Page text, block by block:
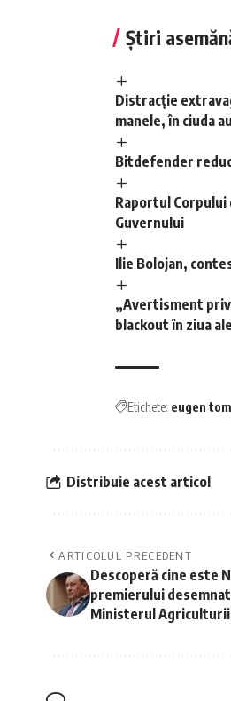
Știri
Distracție
manele, în ciuda
Bitdefender
Raportul Corpului
Guvernului
Ilie Bolojan,
„Avertisment
blackout în ziua
Etichete: eugen
Distribuie acest articol
ARTICOLUL PRECEDENT
Descoperă cine este
premierului
Ministerul Agriculturii